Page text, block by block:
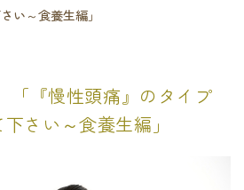
い～食養生編」
「『慢性頭痛』のタイプ
さい～食養生編」